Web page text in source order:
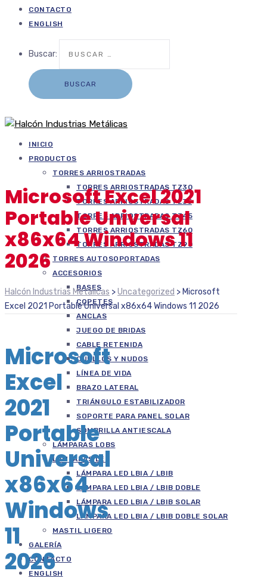
CONTACTO
ENGLISH
Buscar:
INICIO
PRODUCTOS
TORRES ARRIOSTRADAS
TORRES ARRIOSTRADAS TZ30
TORRES ARRIOSTRADAS TZ35
TORRES ARRIOSTRADAS TZ45
TORRES ARRIOSTRADAS TZ60
TORRES ARRIOSTRADAS TZ90
TORRES AUTOSOPORTADAS
ACCESORIOS
BASES
COPETES
ANCLAS
JUEGO DE BRIDAS
CABLE RETENIDA
CUELLOS Y NUDOS
LÍNEA DE VIDA
BRAZO LATERAL
TRIÁNGULO ESTABILIZADOR
SOPORTE PARA PANEL SOLAR
SOMBRILLA ANTIESCALA
LÁMPARAS LOBS
LÁMPARAS LED
LÁMPARA LED LBIA / LBIB
LÁMPARA LED LBIA / LBIB DOBLE
LÁMPARA LED LBIA / LBIB SOLAR
LÁMPARA LED LBIA / LBIB DOBLE SOLAR
MASTIL LIGERO
GALERÍA
CONTACTO
ENGLISH
Microsoft Excel 2021
Portable Universal
x86x64 Windows 11
2026
Halcón Industrias Metálicas >Uncategorized > Microsoft
Excel 2021 Portable Universal x86x64 Windows 11 2026
Microsoft
Excel
2021
Portable
Universal
x86x64
Windows
11
2026